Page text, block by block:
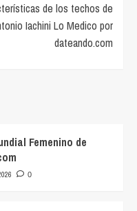
de los techos de
Iachini Lo Medico por
dateando.com
Femenino de
0